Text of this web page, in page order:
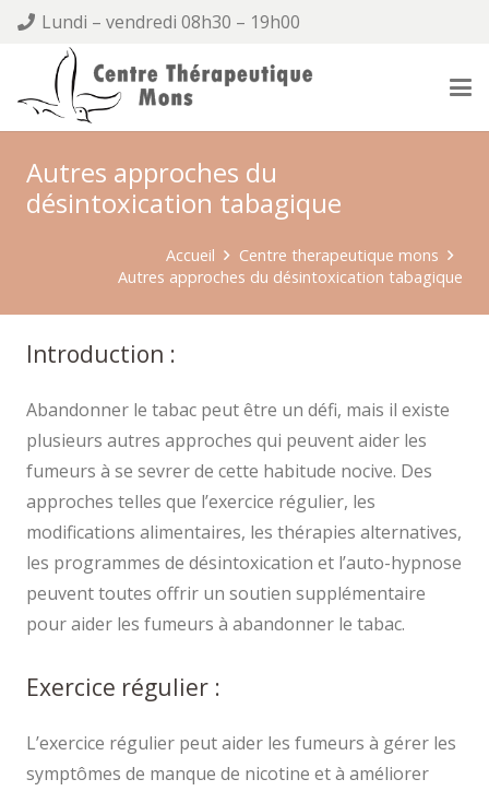
Lundi – vendredi 08h30 – 19h00
Autres approches du
désintoxication tabagique
Accueil
Centre therapeutique mons
Autres approches du désintoxication tabagique
Introduction :
Abandonner le tabac peut être un défi, mais il existe
plusieurs autres approches qui peuvent aider les
fumeurs à se sevrer de cette habitude nocive. Des
approches telles que l’exercice régulier, les
modifications alimentaires, les thérapies alternatives,
les programmes de désintoxication et l’auto-hypnose
peuvent toutes offrir un soutien supplémentaire
pour aider les fumeurs à abandonner le tabac.
Exercice régulier :
L’exercice régulier peut aider les fumeurs à gérer les
symptômes de manque de nicotine et à améliorer